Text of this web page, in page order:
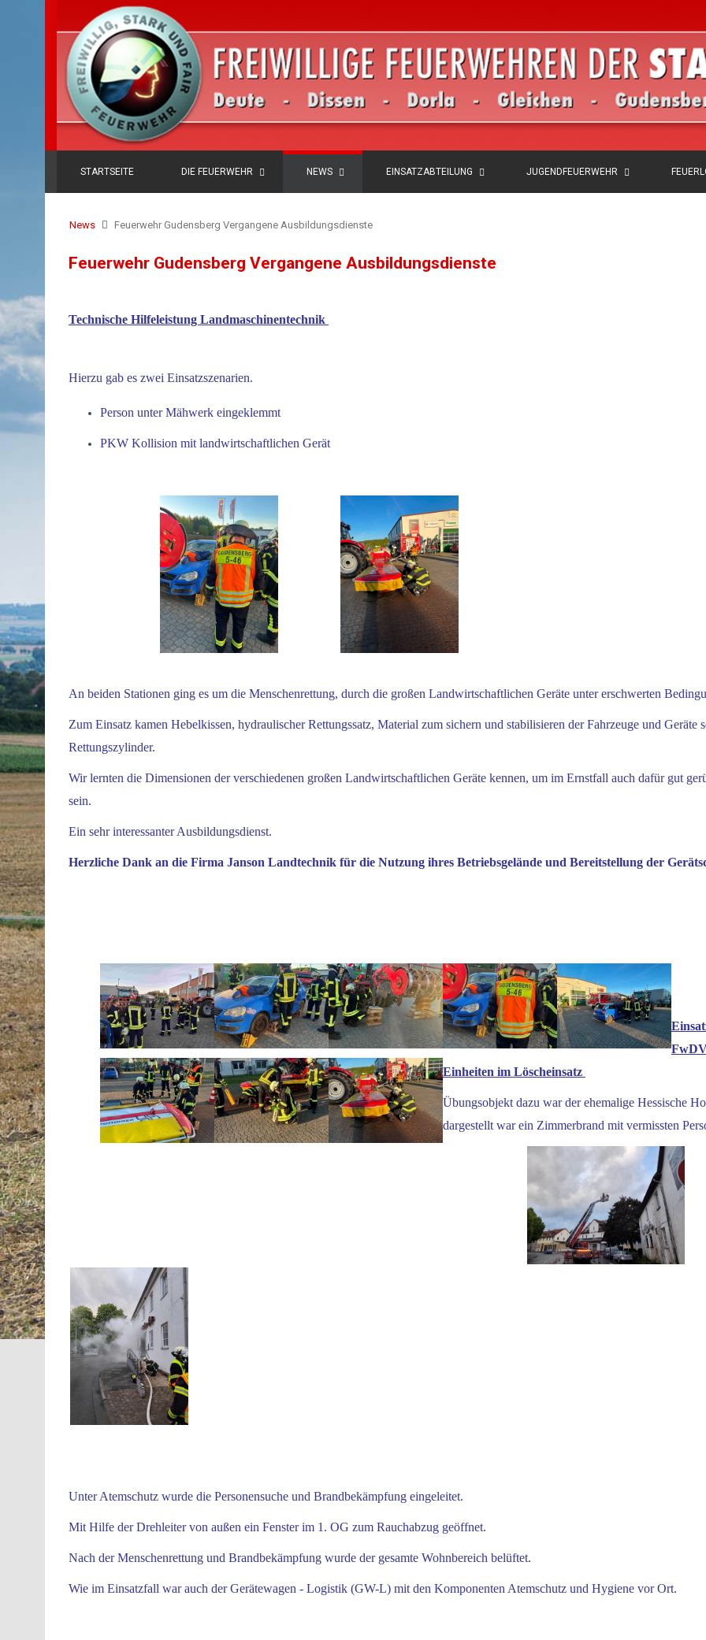
STARTSEITE DIE FEUERWEHR NEWS EINSATZABTEILUNG JUGENDFEUERWEHR
News Feuerwehr Gudensberg Vergangene Ausbildungsdienste
Feuerwehr Gudensberg Vergangene Ausbildungsdienste
Technische Hilfeleistung Landmaschinentechnik
Hierzu gab es zwei Einsatzszenarien.
Person unter Mähwerk eingeklemmt
PKW Kollision mit landwirtschaftlichen Gerät
An beiden Stationen ging es um die Menschenrettung, durch die großen Landwirtschaftlichen Geräte unter erschwerten
Zum Einsatz kamen Hebelkissen, hydraulischer Rettungssatz, Material zum sichern und stabilisieren der Fahrzeuge und Geräte
Rettungszylinder.
Wir lernten die Dimensionen der verschiedenen großen Landwirtschaftlichen Geräte kennen, um im Ernstfall auch dafür gut
sein.
Ein sehr interessanter Ausbildungsdienst.
Herzliche Dank an die Firma Janson Landtechnik für die Nutzung ihres Betriebsgelände und Bereitstellung der
Einheiten im Löscheinsatz
Übungsobjekt dazu war der ehemalige Hessische
dargestellt war ein Zimmerbrand mit vermissten
Unter Atemschutz wurde die Personensuche und Brandbekämpfung eingeleitet.
Mit Hilfe der Drehleiter von außen ein Fenster im 1. OG zum Rauchabzug geöffnet.
Nach der Menschenrettung und Brandbekämpfung wurde der gesamte Wohnbereich belüftet.
Wie im Einsatzfall war auch der Gerätewagen - Logistik (GW-L) mit den Komponenten Atemschutz und Hygiene vor Ort.